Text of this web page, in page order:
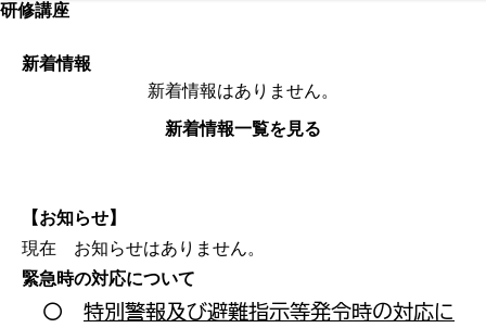
研修講座
新着情報
新着情報はありません。
新着情報一覧を見る
【お知らせ】
現在 お知らせはありません。
緊急時の対応について
〇 特別警報及び避難指示等発令時の対応に